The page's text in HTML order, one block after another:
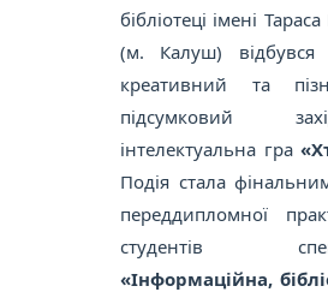
бібліотеці імені
(м. Калуш) відбувся
креативний та
підсумковий
інтелектуальна гра
Подія стала
переддипломної
студентів
«Інформаційна,